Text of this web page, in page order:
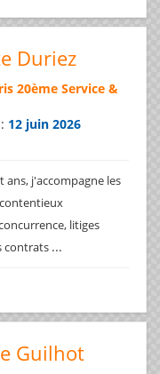
Duriez
20ème Service &
12 juin 2026
j'accompagne les
litiges
contrats ...
Guilhot